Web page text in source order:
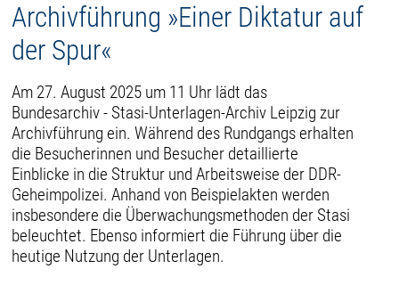
Archivführung »Einer Diktatur auf
der Spur«
Am 27. August 2025 um 11 Uhr lädt das
Bundesarchiv - Stasi-Unterlagen-Archiv Leipzig zur
Archivführung ein. Während des Rundgangs erhalten
die Besucherinnen und Besucher detaillierte
Einblicke in die Struktur und Arbeitsweise der DDR-
Geheimpolizei. Anhand von Beispielakten werden
insbesondere die Überwachungsmethoden der Stasi
beleuchtet. Ebenso informiert die Führung über die
heutige Nutzung der Unterlagen.